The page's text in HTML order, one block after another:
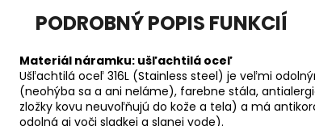
PODROBNÝ POPIS FUNKCIÍ
Materiál náramku: ušľachtilá oceľ
Ušľachtilá oceľ 316L (Stainless steel) je veľmi
(neohýba sa a ani neláme), farebne stála,
zložky kovu neuvoľňujú do kože a tela) a má
odolná aj voči sladkej a slanej vode).